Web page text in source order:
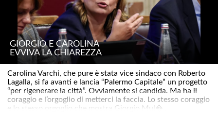
GIORGIO E CAROLINA
EVVIVA LA CHIAREZZA
Carolina Varchi, che pure è stata vice sindaco con Roberto
Lagalla, si fa avanti e lancia “Palermo Capitale” un progetto
“per rigenerare la città”. Ovviamente si candida. Ma ha il
coraggio e l’orgoglio di metterci la faccia. Lo stesso coraggio
e lo stesso orgoglio che mostra Giorgio Mul�..